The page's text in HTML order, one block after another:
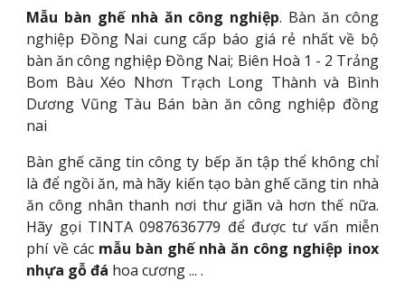
Mẫu bàn ghế nhà ăn công nghiệp. Bàn ăn công
nghiệp Đồng Nai cung cấp báo giá rẻ nhất về bộ
bàn ăn công nghiệp Đồng Nai; Biên Hoà 1 - 2 Trảng
Bom Bàu Xéo Nhơn Trạch Long Thành và Bình
Dương Vũng Tàu Bán bàn ăn công nghiệp đồng
nai
Bàn ghế căng tin công ty bếp ăn tập thể không chỉ
là để ngồi ăn, mà hãy kiến tạo bàn ghế căng tin nhà
ăn công nhân thanh nơi thư giãn và hơn thế nữa.
Hãy gọi TINTA 0987636779 để được tư vấn miễn
phí về các mẫu bàn ghế nhà ăn công nghiệp inox
nhựa gỗ đá hoa cương ... .